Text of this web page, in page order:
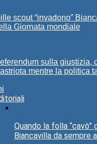
scout “invadono”
Giornata mondiale
sulla giustizia,
mentre la politica
Quando la folla “cavò”
Biancavilla da sempre